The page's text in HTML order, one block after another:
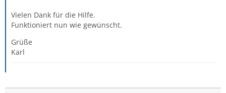
Vielen Dank für die Hilfe.
Funktioniert nun wie gewünscht.
Grüße
Karl